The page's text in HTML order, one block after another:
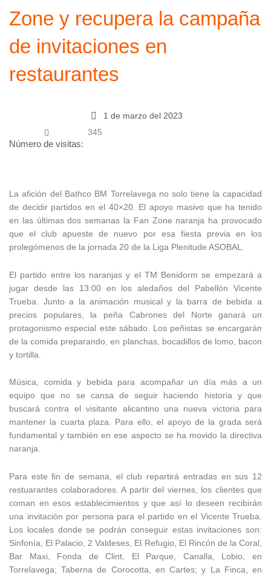
Zone y recupera la campaña
de invitaciones en
restaurantes
1 de marzo del 2023
Número de visitas:
345
La afición del Bathco BM Torrelavega no solo tiene la capacidad
de decidir partidos en el 40×20. El apoyo masivo que ha tenido
en las últimas dos semanas la Fan Zone naranja ha provocado
que el club apueste de nuevo por esa fiesta previa en los
prolegómenos de la jornada 20 de la Liga Plenitude ASOBAL.
El partido entre los naranjas y el TM Benidorm se empezará a
jugar desde las 13:00 en los aledaños del Pabellón Vicente
Trueba. Junto a la animación musical y la barra de bebida a
precios populares, la peña Cabrones del Norte ganará un
protagonismo especial este sábado. Los peñistas se encargarán
de la comida preparando, en planchas, bocadillos de lomo, bacon
y tortilla.
Música, comida y bebida para acompañar un día más a un
equipo que no se cansa de seguir haciendo historia y que
buscará contra el visitante alicantino una nueva victoria para
mantener la cuarta plaza. Para ello, el apoyo de la grada será
fundamental y también en ese aspecto se ha movido la directiva
naranja.
Para este fin de semana, el club repartirá entradas en sus 12
restuarantes colaboradores. A partir del viernes, los clientes que
coman en esos establecimientos y que así lo deseen recibirán
una invitación por persona para el partido en el Vicente Trueba.
Los locales donde se podrán conseguir estas invitaciones son:
Sinfonía, El Palacio, 2 Valdeses, El Refugio, El Rincón de la Coral,
Bar Maxi, Fonda de Clint, El Parque, Canalla, Lobio, en
Torrelavega; Taberna de Corocotta, en Cartes; y La Finca, en